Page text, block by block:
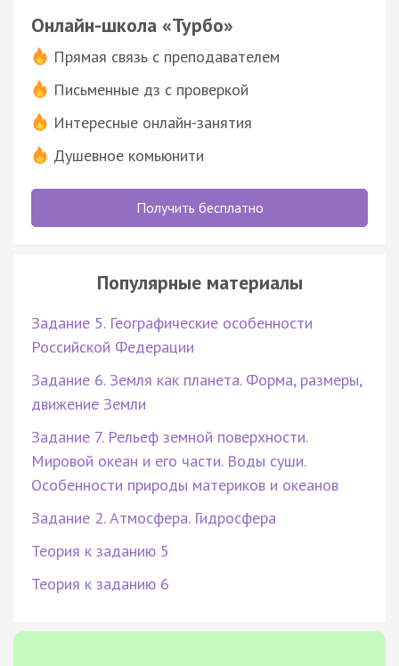
Онлайн-школа «Турбо»
Прямая связь с преподавателем
Письменные дз с проверкой
Интересные онлайн-занятия
Душевное комьюнити
Получить бесплатно
Популярные материалы
Задание 5. Географические особенности
Российской Федерации
Задание 6. Земля как планета. Форма, размеры,
движение Земли
Задание 7. Рельеф земной поверхности.
Мировой океан и его части. Воды суши.
Особенности природы материков и океанов
Задание 2. Атмосфера. Гидросфера
Теория к заданию 5
Теория к заданию 6